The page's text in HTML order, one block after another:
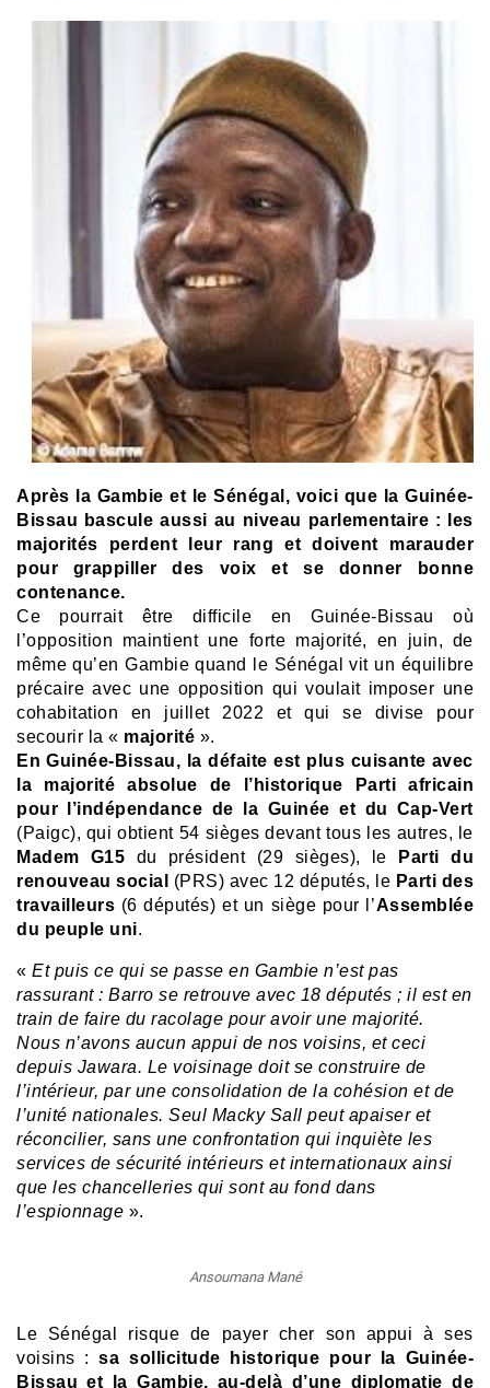
Après la Gambie et le Sénégal, voici que la Guinée-
Bissau bascule aussi au niveau parlementaire : les
majorités perdent leur rang et doivent marauder
pour grappiller des voix et se donner bonne
contenance.
Ce pourrait être difficile en Guinée-Bissau où
l’opposition maintient une forte majorité, en juin, de
même qu’en Gambie quand le Sénégal vit un équilibre
précaire avec une opposition qui voulait imposer une
cohabitation en juillet 2022 et qui se divise pour
secourir la « majorité ».
En Guinée-Bissau, la défaite est plus cuisante avec
la majorité absolue de l’historique Parti africain
pour l’indépendance de la Guinée et du Cap-Vert
(Paigc), qui obtient 54 sièges devant tous les autres, le
Madem G15 du président (29 sièges), le
Parti du
renouveau social
(PRS) avec 12 députés, le Parti des
travailleurs (6 députés) et un siège pour l’Assemblée
du peuple uni.
« Et puis ce qui se passe en Gambie n’est pas
rassurant : Barro se retrouve avec 18 députés ; il est en
train de faire du racolage pour avoir une majorité.
Nous n’avons aucun appui de nos voisins, et ceci
depuis Jawara. Le voisinage doit se construire de
l’intérieur, par une consolidation de la cohésion et de
l’unité nationales. Seul Macky Sall peut apaiser et
réconcilier, sans une confrontation qui inquiète les
services de sécurité intérieurs et internationaux ainsi
que les chancelleries qui sont au fond dans
l’espionnage ».
Ansoumana Mané
Le Sénégal risque de payer cher son appui à ses
voisins :sa sollicitude historique pour la Guinée-
Bissau et la Gambie, au-delà d’une diplomatie de